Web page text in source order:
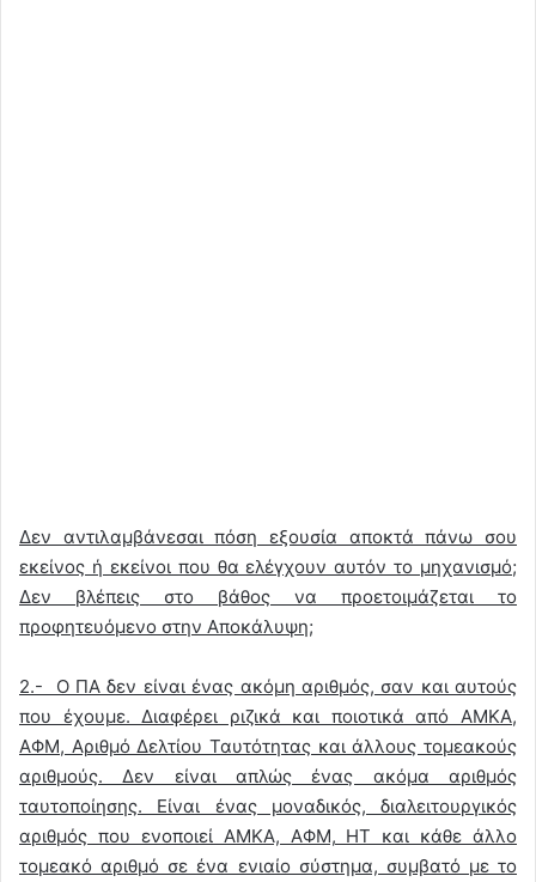
Δεν αντιλαμβάνεσαι πόση εξουσία αποκτά πάνω σου
εκείνος ή εκείνοι που θα ελέγχουν αυτόν το μηχανισμό;
Δεν βλέπεις στο βάθος να προετοιμάζεται το
προφητευόμενο στην Αποκάλυψη;
2.- Ο ΠΑ δεν είναι ένας ακόμη αριθμός, σαν και αυτούς
που έχουμε. Διαφέρει ριζικά και ποιοτικά από ΑΜΚΑ,
ΑΦΜ, Αριθμό Δελτίου Ταυτότητας και άλλους τομεακούς
αριθμούς. Δεν είναι απλώς ένας ακόμα αριθμός
ταυτοποίησης. Είναι ένας μοναδικός, διαλειτουργικός
αριθμός που ενοποιεί ΑΜΚΑ, ΑΦΜ, ΗΤ και κάθε άλλο
τομεακό αριθμό σε ένα ενιαίο σύστημα, συμβατό με το